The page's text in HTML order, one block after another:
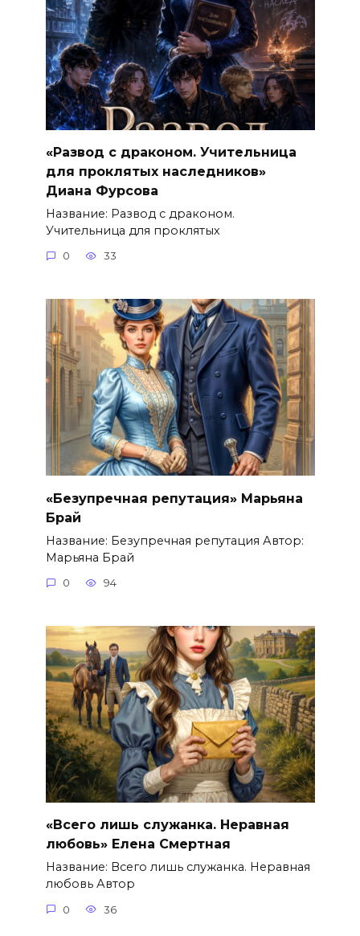
«Развод с драконом. Учительница
для проклятых наследников»
Диана Фурсова
Название: Развод с драконом.
Учительница для проклятых
0 33
«Безупречная репутация» Марьяна
Брай
Название: Безупречная репутация Автор:
Марьяна Брай
0 94
«Всего лишь служанка. Неравная
любовь» Елена Смертная
Название: Всего лишь служанка. Неравная
любовь Автор
0 36